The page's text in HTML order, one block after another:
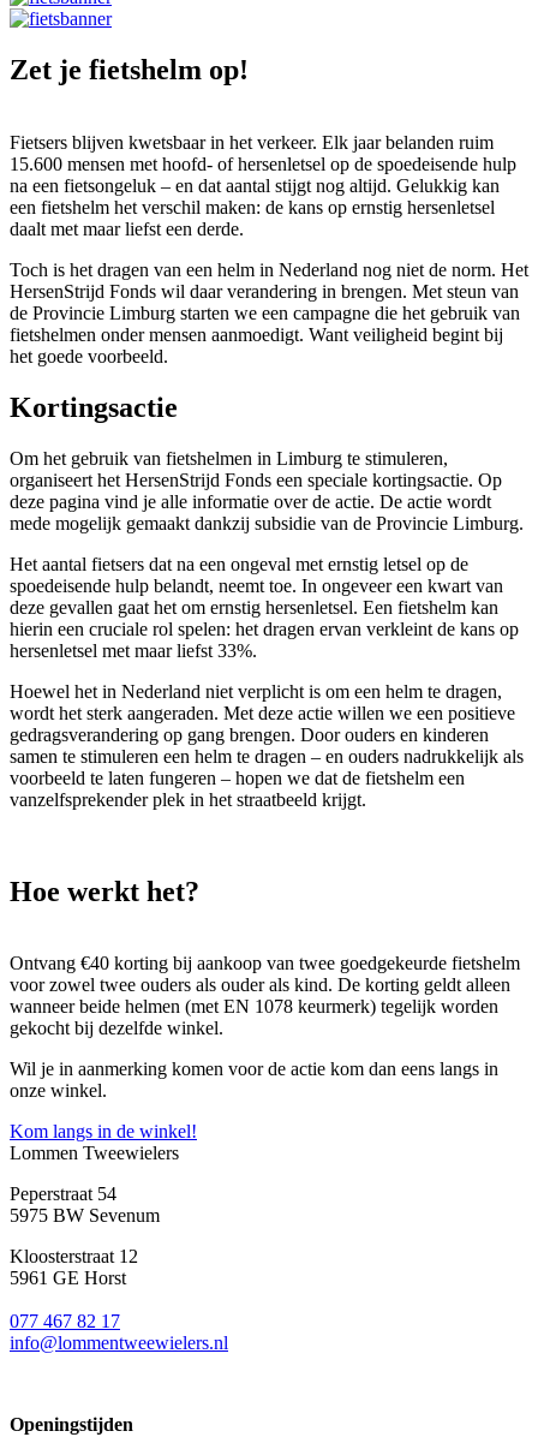
Zet je fietshelm op!
Fietsers blijven kwetsbaar in het verkeer. Elk jaar belanden ruim
15.600 mensen met hoofd- of hersenletsel op de spoedeisende hulp
na een fietsongeluk – en dat aantal stijgt nog altijd. Gelukkig kan
een fietshelm het verschil maken: de kans op ernstig hersenletsel
daalt met maar liefst een derde.
Toch is het dragen van een helm in Nederland nog niet de norm. Het
HersenStrijd Fonds wil daar verandering in brengen. Met steun van
de Provincie Limburg starten we een campagne die het gebruik van
fietshelmen onder mensen aanmoedigt. Want veiligheid begint bij
het goede voorbeeld.
Kortingsactie
Om het gebruik van fietshelmen in Limburg te stimuleren,
organiseert het HersenStrijd Fonds een speciale kortingsactie. Op
deze pagina vind je alle informatie over de actie. De actie wordt
mede mogelijk gemaakt dankzij subsidie van de Provincie Limburg.
Het aantal fietsers dat na een ongeval met ernstig letsel op de
spoedeisende hulp belandt, neemt toe. In ongeveer een kwart van
deze gevallen gaat het om ernstig hersenletsel. Een fietshelm kan
hierin een cruciale rol spelen: het dragen ervan verkleint de kans op
hersenletsel met maar liefst 33%.
Hoewel het in Nederland niet verplicht is om een helm te dragen,
wordt het sterk aangeraden. Met deze actie willen we een positieve
gedragsverandering op gang brengen. Door ouders en kinderen
samen te stimuleren een helm te dragen – en ouders nadrukkelijk als
voorbeeld te laten fungeren – hopen we dat de fietshelm een
vanzelfsprekender plek in het straatbeeld krijgt.
Hoe werkt het?
Ontvang €40 korting bij aankoop van twee goedgekeurde fietshelm
voor zowel twee ouders als ouder als kind. De korting geldt alleen
wanneer beide helmen (met EN 1078 keurmerk) tegelijk worden
gekocht bij dezelfde winkel.
Wil je in aanmerking komen voor de actie kom dan eens langs in
onze winkel.
Kom langs in de winkel!
Lommen Tweewielers
Peperstraat 54
5975 BW Sevenum
Kloosterstraat 12
5961 GE Horst
077 467 82 17
info@lommentweewielers.nl
Openingstijden